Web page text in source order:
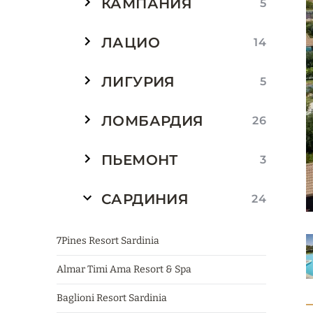
КАМПАНИЯ 5
ЛАЦИО 14
ЛИГУРИЯ 5
ЛОМБАРДИЯ 26
ПЬЕМОНТ 3
САРДИНИЯ 24
7Pines Resort Sardinia
Almar Timi Ama Resort & Spa
Baglioni Resort Sardinia